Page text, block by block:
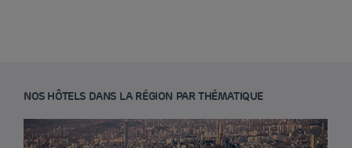
NOS HÔTELS DANS LA RÉGION PAR THÉMATIQUE